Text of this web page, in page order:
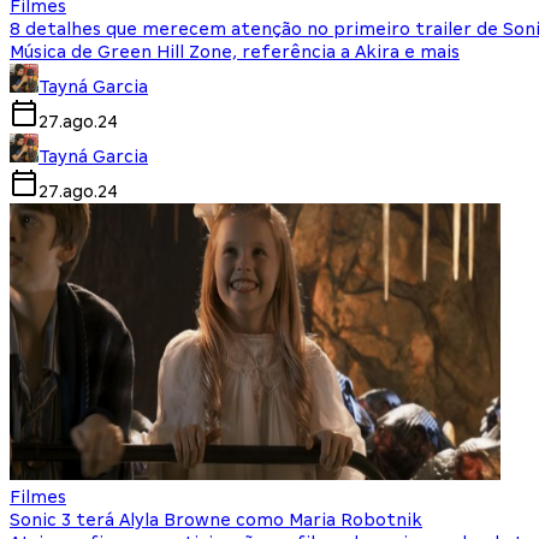
Filmes
8 detalhes que merecem atenção no primeiro trailer de
Música de Green Hill Zone, referência a Akira e mais
Tayná Garcia
27.ago.24
Tayná Garcia
27.ago.24
Filmes
Sonic 3 terá Alyla Browne como Maria Robotnik